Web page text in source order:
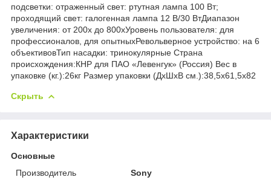
Скрыть
Характеристики
Основные
Производитель
Sony